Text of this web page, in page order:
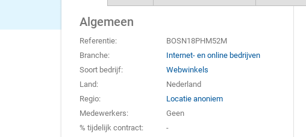
Algemeen
Referentie:
BOSN18PHM52M
Branche:
Internet- en online bedrijven
Soort bedrijf:
Webwinkels
Land:
Nederland
Regio:
Locatie anoniem
Medewerkers:
Geen
% tijdelijk contract:
-